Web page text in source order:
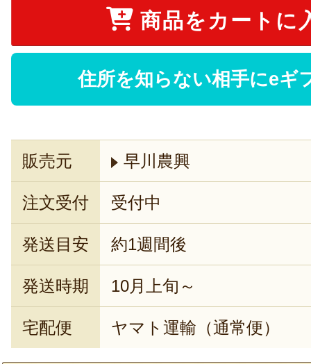
商品をカートに
住所を知らない相手にeギ
販売元 早川農興
注文受付 受付中
発送目安 約1週間後
発送時期 10月上旬～
宅配便 ヤマト運輸（通常便）